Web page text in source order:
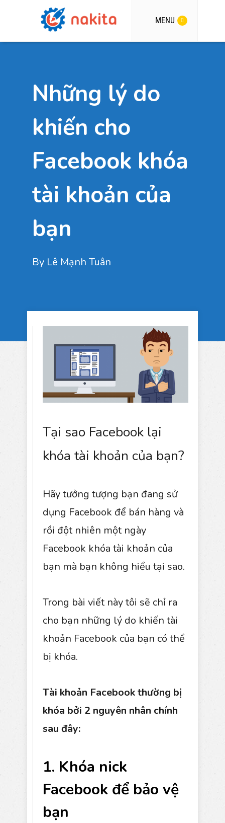
MENU
Những lý do
khiến cho
Facebook khóa
tài khoản của
bạn
By Lê Mạnh Tuân
Tại sao Facebook lại
khóa tài khoản của bạn?
Hãy tưởng tượng bạn đang sử
dụng Facebook để bán hàng và
rồi đột nhiên một ngày
Facebook khóa tài khoản của
bạn mà bạn không hiểu tại sao.
Trong bài viết này tôi sẽ chỉ ra
cho bạn những lý do khiến tài
khoản Facebook của bạn có thể
bị khóa.
Tài khoản Facebook thường bị
khóa bởi 2 nguyên nhân chính
sau đây:
1. Khóa nick
Facebook để bảo vệ
bạn